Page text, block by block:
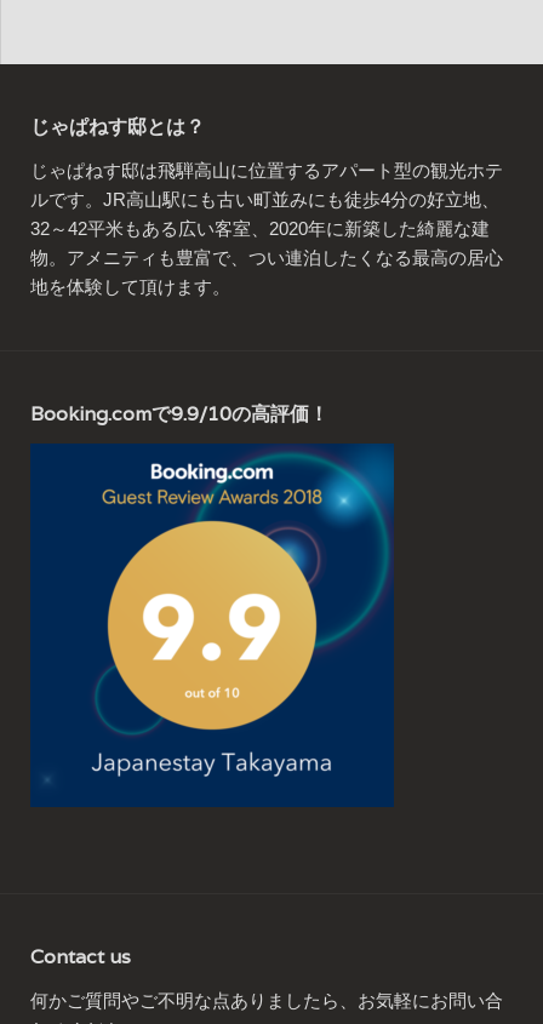
じゃぱねす邸とは？
じゃぱねす邸は飛騨高山に位置するアパート型の観光ホテ
ルです。JR高山駅にも古い町並みにも徒歩4分の好立地、
32～42平米もある広い客室、2020年に新築した綺麗な建
物。アメニティも豊富で、つい連泊したくなる最高の居心
地を体験して頂けます。
Booking.comで9.9/10の高評価！
Contact us
何かご質問やご不明な点ありましたら、お気軽にお問い合